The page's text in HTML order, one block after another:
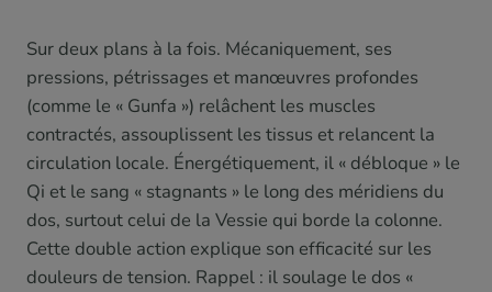
Sur deux plans à la fois. Mécaniquement, ses
pressions, pétrissages et manœuvres profondes
(comme le « Gunfa ») relâchent les muscles
contractés, assouplissent les tissus et relancent la
circulation locale. Énergétiquement, il « débloque » le
Qi et le sang « stagnants » le long des méridiens du
dos, surtout celui de la Vessie qui borde la colonne.
Cette double action explique son efficacité sur les
douleurs de tension. Rappel : il soulage le dos «